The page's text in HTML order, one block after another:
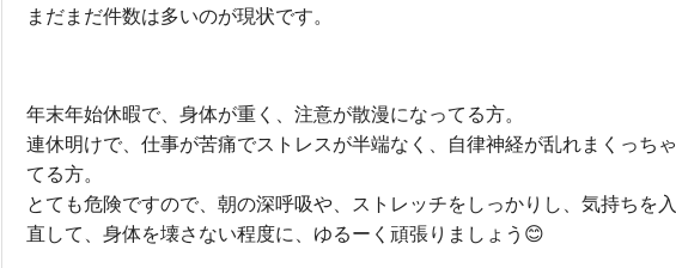
まだまだ件数は多いのが現状です。
年末年始休暇で、身体が重く、注意が散漫になってる方。
連休明けで、仕事が苦痛でストレスが半端なく、自律神経が乱れまくっち
てる方。
とても危険ですので、朝の深呼吸や、ストレッチをしっかりし、気持ちを
直して、身体を壊さない程度に、ゆるーく頑張りましょう😊